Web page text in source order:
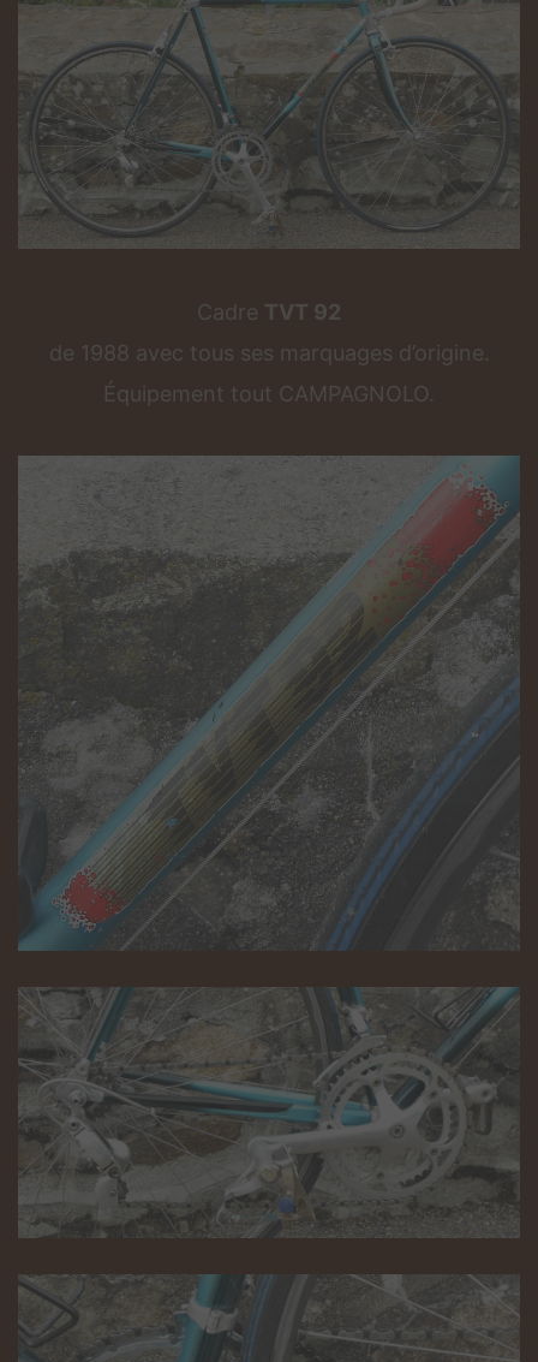
Cadre TVT 92
de 1988 avec tous ses marquages d’origine.
Équipement tout CAMPAGNOLO.